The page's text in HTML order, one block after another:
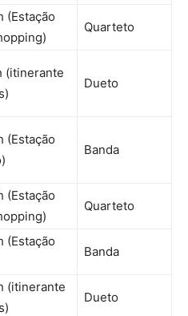
(Estação
Quarteto
(itinerante
Dueto
(Estação
Banda
(Estação
Quarteto
(Estação
Banda
(itinerante
Dueto